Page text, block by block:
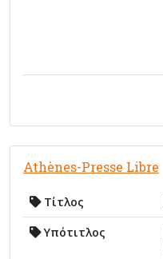
Athènes-Presse Libre
Τίτλος
Υπότιτλος